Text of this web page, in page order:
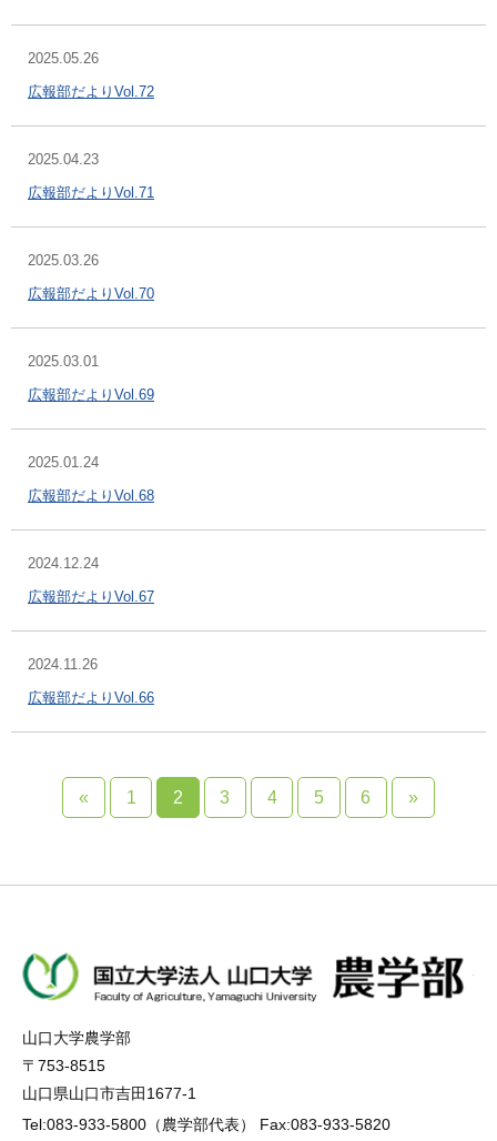
2025.05.26
広報部だよりVol.72
2025.04.23
広報部だよりVol.71
2025.03.26
広報部だよりVol.70
2025.03.01
広報部だよりVol.69
2025.01.24
広報部だよりVol.68
2024.12.24
広報部だよりVol.67
2024.11.26
広報部だよりVol.66
« 1 2 3 4 5 6 »
山口大学農学部
〒753-8515
山口県山口市吉田1677-1
Tel:083-933-5800（農学部代表） Fax:083-933-5820